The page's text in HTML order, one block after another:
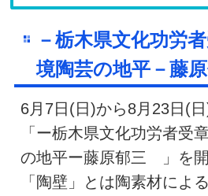
－栃木県文化功労
境陶芸の地平－藤
6月7日(日)から8月23日(
「ー栃木県文化功労者
の地平ー藤原郁三 」を
「陶壁」とは陶素材によ